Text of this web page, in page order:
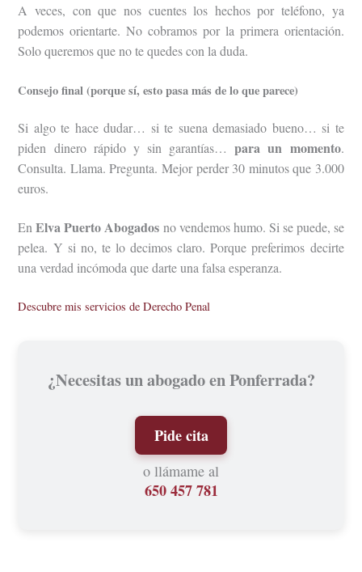
A veces, con que nos cuentes los hechos por teléfono, ya
podemos orientarte. No cobramos por la primera orientación.
Solo queremos que no te quedes con la duda.
Consejo final (porque sí, esto pasa más de lo que parece)
Si algo te hace dudar… si te suena demasiado bueno… si te
piden dinero rápido y sin garantías…para un momento.
Consulta. Llama. Pregunta. Mejor perder 30 minutos que 3.000
euros.
EnElva Puerto Abogados no vendemos humo. Si se puede, se
pelea. Y si no, te lo decimos claro. Porque preferimos decirte
una verdad incómoda que darte una falsa esperanza.
Descubre mis servicios de Derecho Penal
¿Necesitas un abogado en Ponferrada?
Pide cita
o llámame al
650 457 781